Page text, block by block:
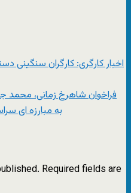
اخبار کارگری: کارگران سنگینی
فراخوان شاهرخ زمانی، محمد
به مبارزه ای
Required fields are